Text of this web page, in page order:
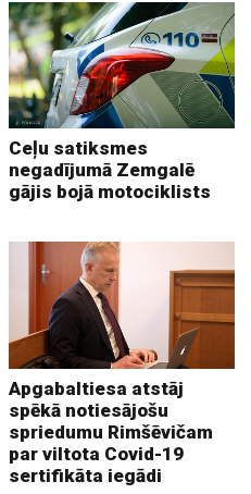
Ceļu satiksmes
negadījumā Zemgalē
gājis bojā motociklists
Apgabaltiesa atstāj
spēkā notiesājošu
spriedumu Rimšēvičam
par viltota Covid-19
sertifikāta iegādi